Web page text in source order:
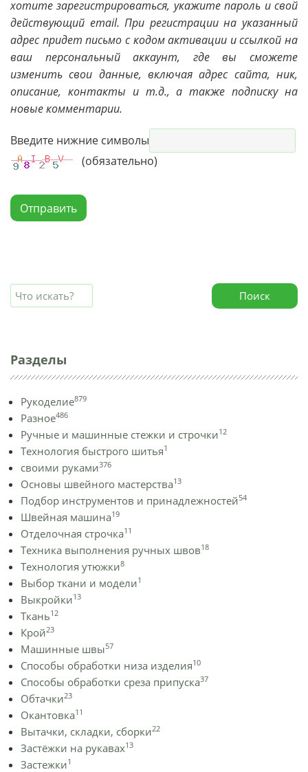
хотите зарегистрироваться, укажите пароль и свой
действующий email. При регистрации на указанный
адрес придет письмо с кодом активации и ссылкой на
ваш персональный аккаунт, где вы сможете
изменить свои данные, включая адрес сайта, ник,
описание, контакты и т.д., а также подписку на
новые комментарии.
Введите нижние символы
(обязательно)
Отправить
Поиск
Разделы
Рукоделие879
Разное486
Ручные и машинные стежки и строчки12
Технология быстрого шитья1
своими руками376
Основы швейного мастерства13
Подбор инструментов и принадлежностей54
Швейная машина19
Отделочная строчка11
Техника выполнения ручных швов18
Технология утюжки8
Выбор ткани и модели1
Выкройки13
Ткань12
Крой23
Машинные швы57
Способы обработки низа изделия10
Способы обработки среза припуска37
Обтачки23
Окантовка11
Вытачки, складки, сборки22
Застёжки на рукавах13
Застежки1